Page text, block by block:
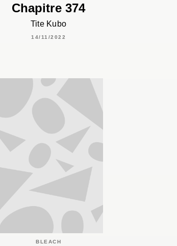
Chapitre 374
Tite Kubo
14/11/2022
BLEACH